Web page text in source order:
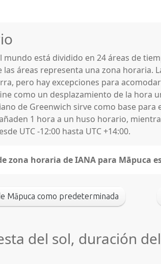
mundo está dividido en 24 áreas de
las áreas representa una zona horaria.
pero hay excepciones para
como un desplazamiento de la hora
de Greenwich sirve como base para
1 hora a un huso horario,
UTC -12:00 hasta UTC +14:00.
zona horaria de IANA para Māpuca
Māpuca como predeterminada
del sol, duración